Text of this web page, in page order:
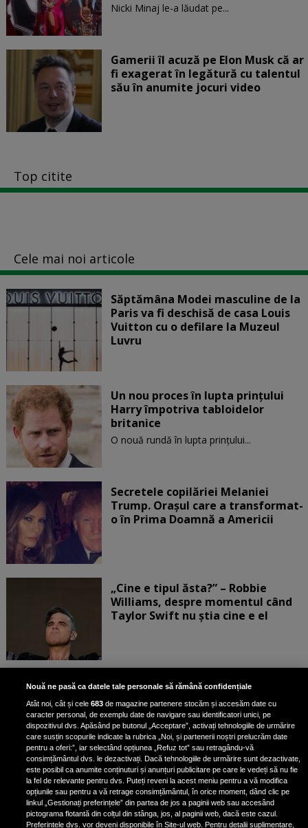
Nicki Minaj le-a lăudat pe...
Gamerii îl acuză pe Elon Musk că ar
fi exagerat în legătură cu talentul
său în anumite jocuri video
Top citite
Cele mai noi articole
Săptămâna Modei masculine de la
Paris va fi deschisă de casa Louis
Vuitton cu o defilare la Muzeul
Luvru
Un nou proces în lupta prinţului
Harry împotriva tabloidelor
britanice
O nouă rundă în lupta prinţului...
Secretele copilăriei Melaniei
Trump. Orașul care a transformat-
o în Prima Doamnă a Americii
„Cine e tipul ăsta?” – Robbie
Williams, despre momentul când
Taylor Swift nu știa cine e el
Bruce Dickinson, solistul trupei
Iron Maiden, şi-a arătat talentul
de scrimer la un concurs în Franţa
Nicki Minaj, acuzată de agresiune
de fostul manager: Detalii șocante
din proces
Nicki Minaj le-a lăudat pe...
Nouă ne pasă ca datele tale personale să rămână confidențiale
Atât noi, cât și cele683 de magazine partenere stocăm și accesăm date cu
caracter personal, de exemplu date de navigare sau identificatori unici, pe
dispozitivul dvs. Apăsând pe butonul „Acceptare”, activați tehnologiile de urmărire
care susțin scopurile indicate la rubrica „Noi, și partenerii noștri prelucrăm date
pentru a oferi:”, iar selectând opțiunea „Refuz tot” sau retragându-vă
consimțământul dvs. le dezactivați. Dacă tehnologiile de urmărire sunt dezactivate,
este posibil ca anumite conținuturi și anunțuri publicitare pe care le vedeți să nu fie
la fel de relevante pentru dvs. Puteți reveni la acest meniu pentru a vă modifica
opțiunile sau pentru a vă retrage consimțământul, în orice moment, dând clic pe
linkul „Gestionați preferințele” din partea de jos a paginii web sau accesând
pictograma flotantă din colțul din stânga, jos, al paginii web, dacă este cazul.
Preferințele dvs. vor deveni disponibile în Site-ul web. Pentru detalii suplimentare,